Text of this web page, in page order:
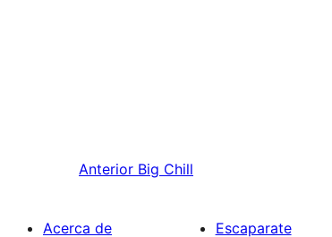
Anterior Big Chill
Acerca de Escaparate